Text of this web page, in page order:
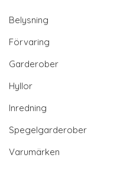
Belysning
Förvaring
Garderober
Hyllor
Inredning
Spegelgarderober
Varumärken